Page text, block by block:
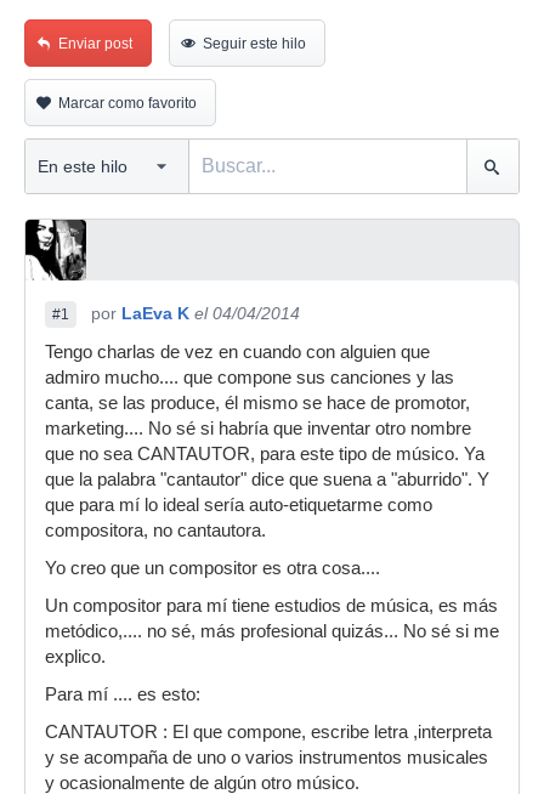
Enviar post Seguir este hilo
Marcar como favorito
#1 por LaEva K el 04/04/2014
Tengo charlas de vez en cuando con alguien que
admiro mucho.... que compone sus canciones y las
canta, se las produce, él mismo se hace de promotor,
marketing.... No sé si habría que inventar otro nombre
que no sea CANTAUTOR, para este tipo de músico. Ya
que la palabra "cantautor" dice que suena a "aburrido". Y
que para mí lo ideal sería auto-etiquetarme como
compositora, no cantautora.
Yo creo que un compositor es otra cosa....
Un compositor para mí tiene estudios de música, es más
metódico,.... no sé, más profesional quizás... No sé si me
explico.
Para mí .... es esto:
CANTAUTOR : El que compone, escribe letra ,interpreta
y se acompaña de uno o varios instrumentos musicales
y ocasionalmente de algún otro músico.